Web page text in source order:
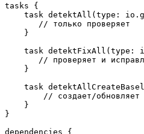
tasks {
task detektAll(type:
       // только проверяет
    }
task detektFixAll(type:
// проверяет и
    }
task
// создает/обновляет
    }
}
dependencies {